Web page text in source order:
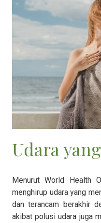
Udara
Menurut World Health
menghirup udara yang
dan terancam berakhir
akibat polusi udara juga